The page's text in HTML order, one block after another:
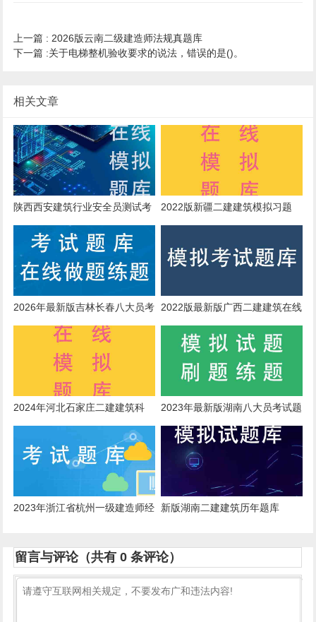
上一篇 : 2026版云南二级建造师法规真题库
下一篇 :关于电梯整机验收要求的说法，错误的是()。
相关文章
陕西西安建筑行业安全员测试考
2022版新疆二建建筑模拟习题
2026年最新版吉林长春八大员考
2022版最新版广西二建建筑在线
2024年河北石家庄二建建筑科
2023年最新版湖南八大员考试题
2023年浙江省杭州一级建造师经
新版湖南二建建筑历年题库
留言与评论（共有0 条评论）